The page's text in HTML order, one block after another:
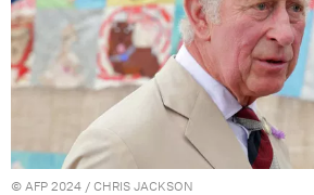
© AFP 2024 / CHRIS JACKSON